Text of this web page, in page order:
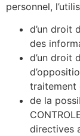
personnel,
d’un droit
des
d’un droit
traitement
de la
directives